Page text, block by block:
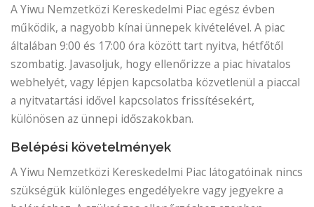
A Yiwu Nemzetközi Kereskedelmi Piac egész évben
működik, a nagyobb kínai ünnepek kivételével. A piac
általában 9:00 és 17:00 óra között tart nyitva, hétfőtől
szombatig. Javasoljuk, hogy ellenőrizze a piac hivatalos
webhelyét, vagy lépjen kapcsolatba közvetlenül a piaccal
a nyitvatartási idővel kapcsolatos frissítésekért,
különösen az ünnepi időszakokban.
Belépési követelmények
A Yiwu Nemzetközi Kereskedelmi Piac látogatóinak nincs
szükségük különleges engedélyekre vagy jegyekre a